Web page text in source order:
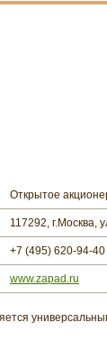
Открытое
117292, г.Москва,
+7 (495) 620-94-40
www.zapad.ru